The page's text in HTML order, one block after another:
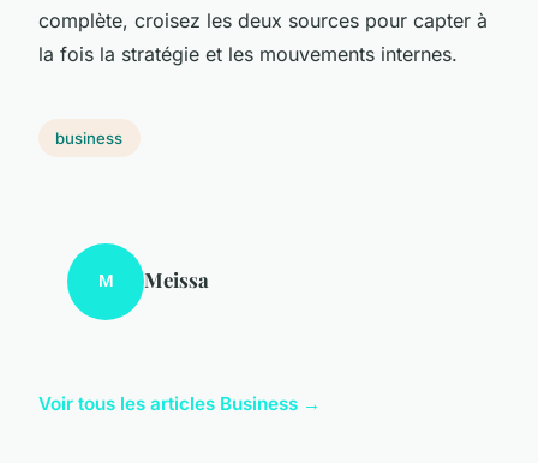
complète, croisez les deux sources pour capter à
la fois la stratégie et les mouvements internes.
business
M Meissa
Voir tous les articles Business →